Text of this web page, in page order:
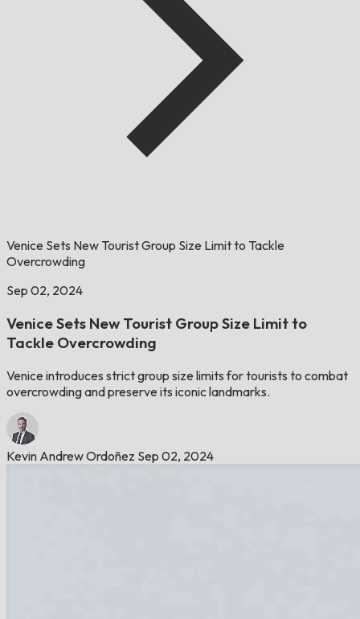
Venice Sets New Tourist Group Size Limit to Tackle
Overcrowding
Sep 02, 2024
Venice Sets New Tourist Group Size Limit to
Tackle Overcrowding
Venice introduces strict group size limits for tourists to combat
overcrowding and preserve its iconic landmarks.
Kevin Andrew Ordoñez Sep 02, 2024